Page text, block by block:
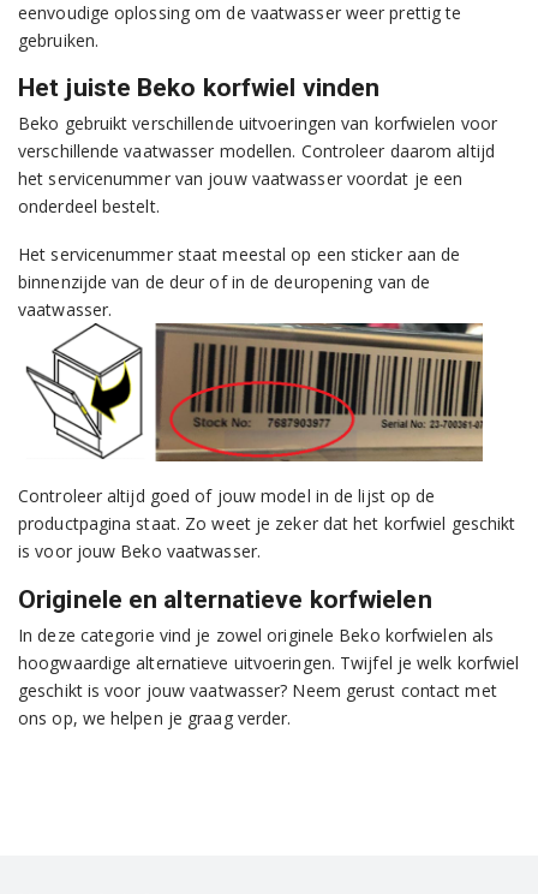
eenvoudige oplossing om de vaatwasser weer prettig te
gebruiken.
Het juiste Beko korfwiel vinden
Beko gebruikt verschillende uitvoeringen van korfwielen voor
verschillende vaatwasser modellen. Controleer daarom altijd
het servicenummer van jouw vaatwasser voordat je een
onderdeel bestelt.
Het servicenummer staat meestal op een sticker aan de
binnenzijde van de deur of in de deuropening van de
vaatwasser.
Controleer altijd goed of jouw model in de lijst op de
productpagina staat. Zo weet je zeker dat het korfwiel geschikt
is voor jouw Beko vaatwasser.
Originele en alternatieve korfwielen
In deze categorie vind je zowel originele Beko korfwielen als
hoogwaardige alternatieve uitvoeringen. Twijfel je welk korfwiel
geschikt is voor jouw vaatwasser? Neem gerust contact met
ons op, we helpen je graag verder.